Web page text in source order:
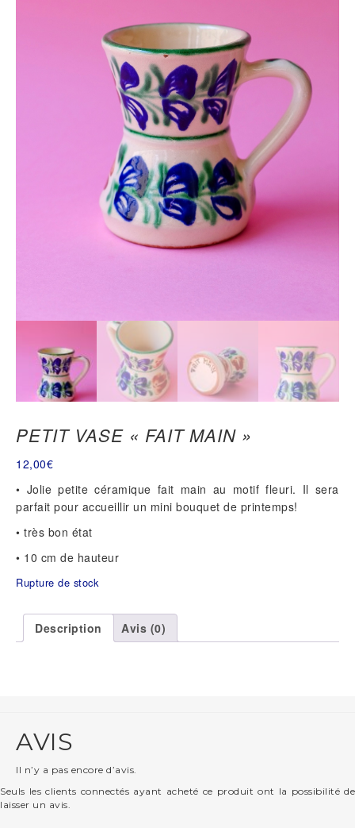
PETIT VASE « FAIT MAIN »
12,00€
• Jolie petite céramique fait main au motif fleuri. Il sera
parfait pour accueillir un mini bouquet de printemps!
• très bon état
• 10 cm de hauteur
Rupture de stock
Description Avis (0)
AVIS
Il n’y a pas encore d’avis.
Seuls les clients connectés ayant acheté ce produit ont la possibilité de
laisser un avis.